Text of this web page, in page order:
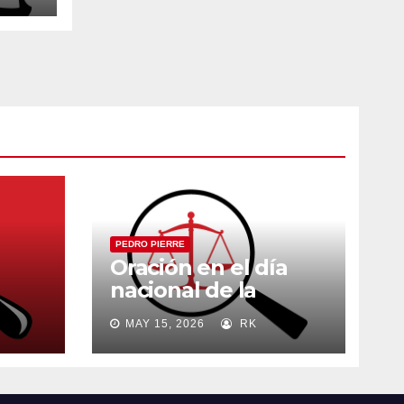
PEDRO PIERRE
Oración en el día
nacional de la
madre
MAY 15, 2026 RK